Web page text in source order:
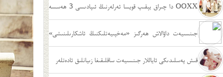
OOXX دا چىراق يېقىپ قويسا ئەرلەرنىڭ ئىپادىسى 3 ھەسسە
يۇقىرى بولامدۇ؟جىنسىيەت داۋالاش ھەرگىز «مەخپىيەتلىكنىڭ ئاشكارىلىنىشى»
ئەمەس قىش پەسلىدىكى ئاياللار جىنسىيەت ساقلىقىغا زىيانلىق ئادەتلەر